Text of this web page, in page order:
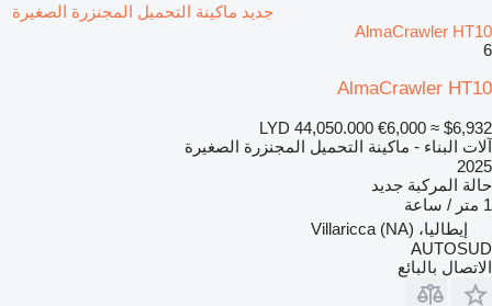
جديد ماكينة التحميل المجنزرة الصغيرة
AlmaCrawler HT10
6
AlmaCrawler HT10
LYD 44,050.000 €6,000 ≈ $6,932
آلات البناء - ماكينة التحميل المجنزرة الصغيرة
2025
حالة المركبة جديد
1 متر / ساعة
إيطاليا، Villaricca (NA)
AUTOSUD
الاتصال بالبائع